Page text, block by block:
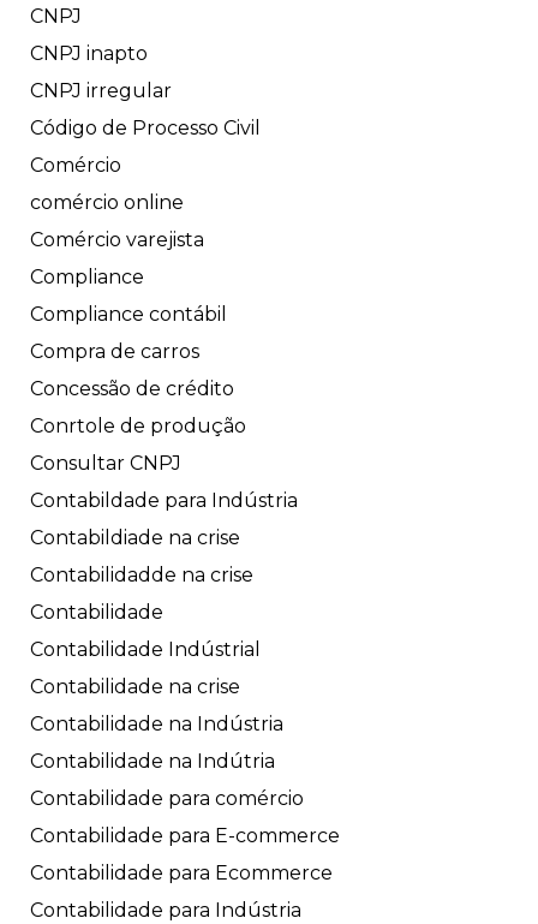
CNPJ
CNPJ inapto
CNPJ irregular
Código de Processo Civil
Comércio
comércio online
Comércio varejista
Compliance
Compliance contábil
Compra de carros
Concessão de crédito
Conrtole de produção
Consultar CNPJ
Contabildade para Indústria
Contabildiade na crise
Contabilidadde na crise
Contabilidade
Contabilidade Indústrial
Contabilidade na crise
Contabilidade na Indústria
Contabilidade na Indútria
Contabilidade para comércio
Contabilidade para E-commerce
Contabilidade para Ecommerce
Contabilidade para Indústria